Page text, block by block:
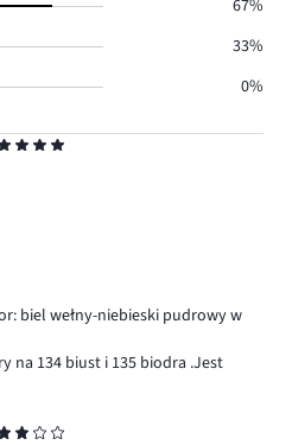
biel wełny-niebieski pudrowy w
na 134 biust i 135 biodra .Jest
67%
33%
0%